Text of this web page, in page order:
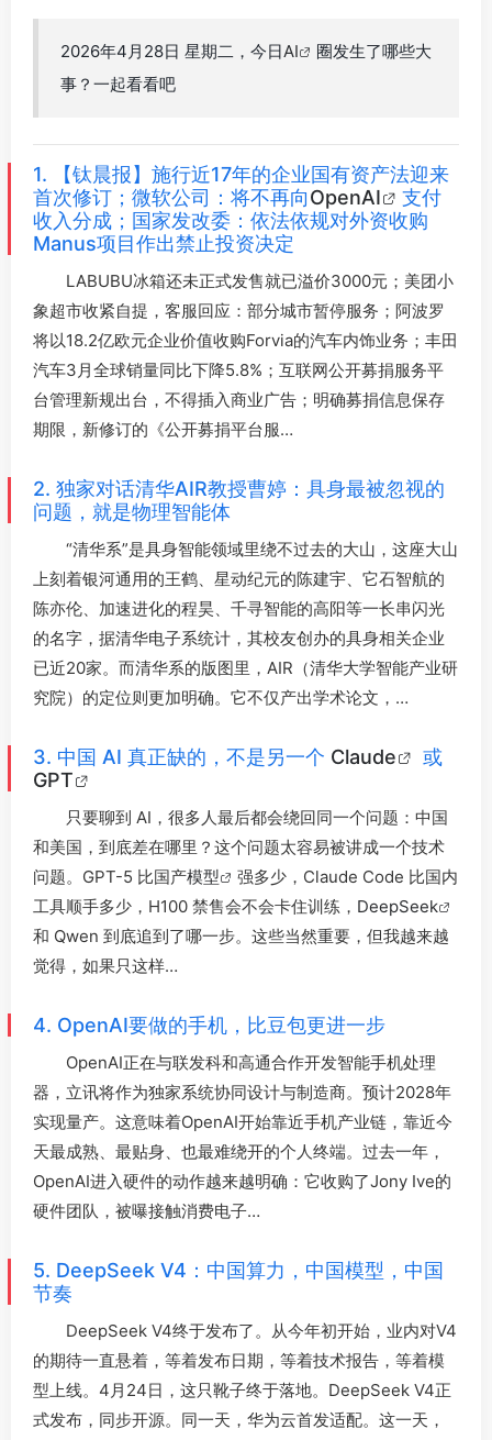
2026年4月28日 星期二，今日AI
圈发生了哪些大
事？一起看看吧
1. 【钛晨报】施行近17年的企业国有资产法迎来
首次修订；微软公司：将不再向OpenAI
支付
收入分成；国家发改委：依法依规对外资收购
Manus项目作出禁止投资决定
LABUBU冰箱还未正式发售就已溢价3000元；美团小
象超市收紧自提，客服回应：部分城市暂停服务；阿波罗
将以18.2亿欧元企业价值收购Forvia的汽车内饰业务；丰田
汽车3月全球销量同比下降5.8%；互联网公开募捐服务平
台管理新规出台，不得插入商业广告；明确募捐信息保存
期限，新修订的《公开募捐平台服…
2. 独家对话清华AIR教授曹婷：具身最被忽视的
问题，就是物理智能体
“清华系”是具身智能领域里绕不过去的大山，这座大山
上刻着银河通用的王鹤、星动纪元的陈建宇、它石智航的
陈亦伦、加速进化的程昊、千寻智能的高阳等一长串闪光
的名字，据清华电子系统计，其校友创办的具身相关企业
已近20家。而清华系的版图里，AIR（清华大学智能产业研
究院）的定位则更加明确。它不仅产出学术论文，…
3. 中国 AI 真正缺的，不是另一个 Claude
或
GPT
只要聊到 AI，很多人最后都会绕回同一个问题：中国
和美国，到底差在哪里？这个问题太容易被讲成一个技术
问题。GPT-5 比国产模型
强多少，Claude Code 比国内
工具顺手多少，H100 禁售会不会卡住训练， DeepSeek
和 Qwen 到底追到了哪一步。这些当然重要，但我越来越
觉得，如果只这样…
4. OpenAI要做的手机，比豆包更进一步
OpenAI正在与联发科和高通合作开发智能手机处理
器，立讯将作为独家系统协同设计与制造商。预计2028年
实现量产。这意味着OpenAI开始靠近手机产业链，靠近今
天最成熟、最贴身、也最难绕开的个人终端。过去一年，
OpenAI进入硬件的动作越来越明确：它收购了Jony Ive的
硬件团队，被曝接触消费电子…
5. DeepSeek V4：中国算力，中国模型，中国
节奏
DeepSeek V4终于发布了。从今年初开始，业内对V4
的期待一直悬着，等着发布日期，等着技术报告，等着模
型上线。4月24日，这只靴子终于落地。DeepSeek V4正
式发布，同步开源。同一天，华为云首发适配。这一天，